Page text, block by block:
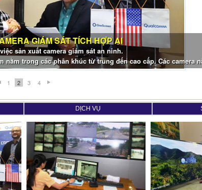
GIÁM SÁT TÍCH HỢP AI
sản xuất camera giám sát an ninh.
nằm trong các phân khúc từ trung đến cao cấp. Các camera
1 2 3 4
DỊCH VỤ